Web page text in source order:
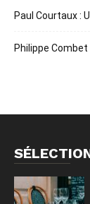
Paul Courtaux :
Philippe